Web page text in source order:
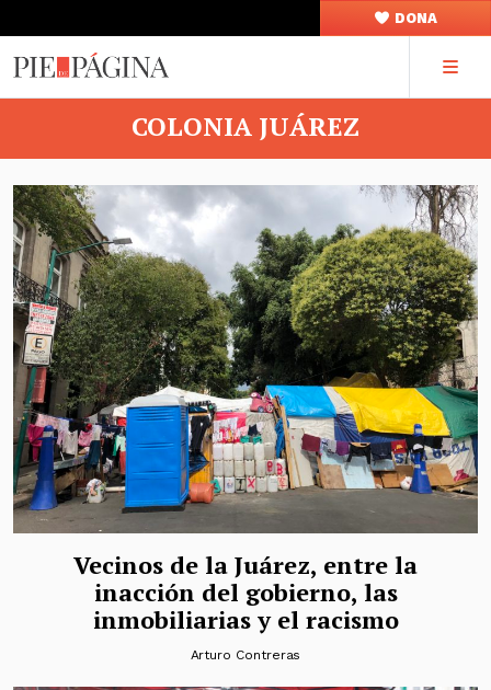
DONA
COLONIA JUÁREZ
Vecinos de la Juárez, entre la
inacción del gobierno, las
inmobiliarias y el racismo
Arturo Contreras